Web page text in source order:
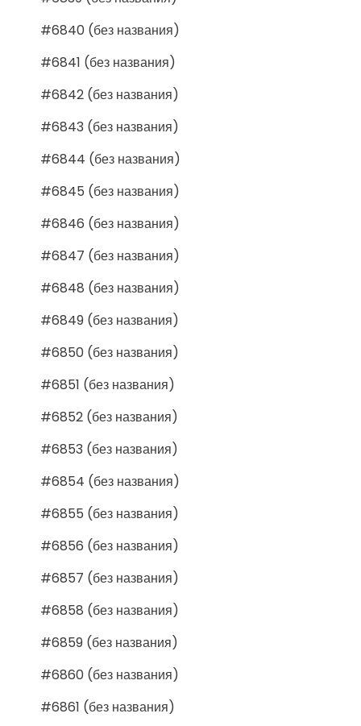
#6840 (без названия)
#6841 (без названия)
#6842 (без названия)
#6843 (без названия)
#6844 (без названия)
#6845 (без названия)
#6846 (без названия)
#6847 (без названия)
#6848 (без названия)
#6849 (без названия)
#6850 (без названия)
#6851 (без названия)
#6852 (без названия)
#6853 (без названия)
#6854 (без названия)
#6855 (без названия)
#6856 (без названия)
#6857 (без названия)
#6858 (без названия)
#6859 (без названия)
#6860 (без названия)
#6861 (без названия)